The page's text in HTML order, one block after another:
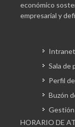
económico
empresarial y
Intranet
Sala de
Perfil
Buzón
HORARIO DE